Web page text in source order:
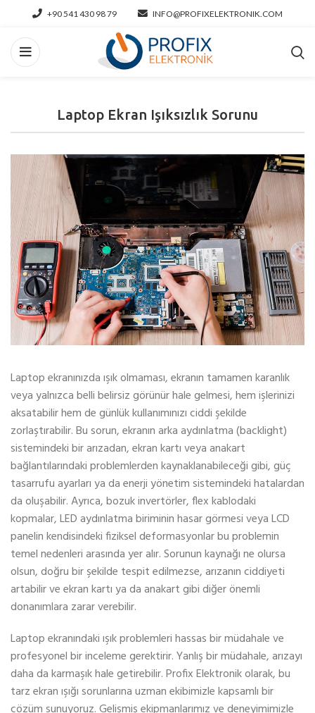
+90 541 430 98 79 INFO@PROFIXELEKTRONIK.COM
Laptop Ekran Işıksızlık Sorunu
Laptop ekranınızda ışık olmaması, ekranın tamamen karanlık
veya yalnızca belli belirsiz görünür hale gelmesi, hem işlerinizi
aksatabilir hem de günlük kullanımınızı ciddi şekilde
zorlaştırabilir. Bu sorun, ekranın arka aydınlatma (backlight)
sistemindeki bir arızadan, ekran kartı veya anakart
bağlantılarındaki problemlerden kaynaklanabileceği gibi, güç
tasarrufu ayarları ya da enerji yönetim sistemindeki hatalardan
da oluşabilir. Ayrıca, bozuk invertörler, flex kablodaki
kopmalar, LED aydınlatma biriminin hasar görmesi veya LCD
panelin kendisindeki fiziksel deformasyonlar bu problemin
temel nedenleri arasında yer alır. Sorunun kaynağı ne olursa
olsun, doğru bir şekilde tespit edilmezse, arızanın ciddiyeti
artabilir ve ekran kartı ya da anakart gibi diğer önemli
donanımlara zarar verebilir.
Laptop ekranındaki ışık problemleri hassas bir müdahale ve
profesyonel bir inceleme gerektirir. Yanlış bir müdahale, arızayı
daha da karmaşık hale getirebilir. Profix Elektronik olarak, bu
tarz ekran ışığı sorunlarına uzman ekibimizle kapsamlı bir